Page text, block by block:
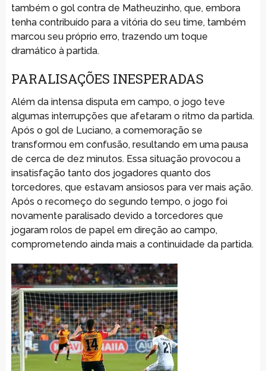
também o gol contra de Matheuzinho, que, embora
tenha contribuído para a vitória do seu time, também
marcou seu próprio erro, trazendo um toque
dramático à partida.
PARALISAÇÕES INESPERADAS
Além da intensa disputa em campo, o jogo teve
algumas interrupções que afetaram o ritmo da partida.
Após o gol de Luciano, a comemoração se
transformou em confusão, resultando em uma pausa
de cerca de dez minutos. Essa situação provocou a
insatisfação tanto dos jogadores quanto dos
torcedores, que estavam ansiosos para ver mais ação.
Após o recomeço do segundo tempo, o jogo foi
novamente paralisado devido a torcedores que
jogaram rolos de papel em direção ao campo,
comprometendo ainda mais a continuidade da partida.